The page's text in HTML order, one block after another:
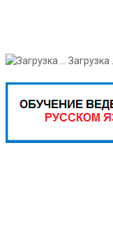
Загрузка ...